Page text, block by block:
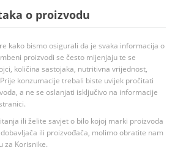
o proizvodu
kako bismo osigurali da je svaka informacija o
proizvodi se često mijenjaju te se
količina sastojaka, nutritivna vrijednost,
konzumacije trebali biste uvijek pročitati
a ne se oslanjati isključivo na informacije
ili želite savjet o bilo kojoj marki proizvoda
ili proizvođača, molimo obratite nam
za Korisnike.